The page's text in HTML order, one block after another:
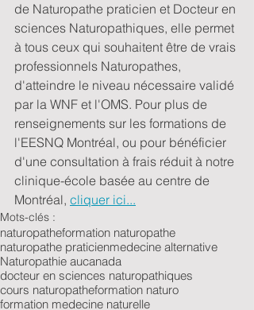
de Naturopathe praticien et Docteur en
sciences Naturopathiques, elle permet
à tous ceux qui souhaitent être de vrais
professionnels Naturopathes,
d'atteindre le niveau nécessaire validé
par la WNF et l'OMS. Pour plus de
renseignements sur les formations de
l'EESNQ Montréal, ou pour bénéficier
d'une consultation à frais réduit à notre
clinique-école basée au centre de
Montréal, cliquer ici...
Mots-clés :
naturopatheformation naturopathe
naturopathe praticienmedecine alternative
Naturopathie aucanada
docteur en sciences naturopathiques
cours naturopatheformation naturo
formation medecine naturelle